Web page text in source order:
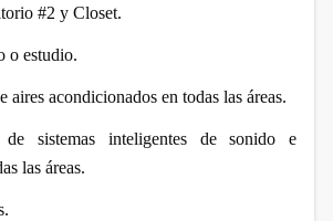
#2 y Closet.
o estudio.
aires acondicionados en todas las áreas.
de sistemas inteligentes de sonido e
las áreas.